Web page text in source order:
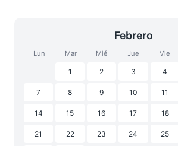
Febrero
Lun Mar Mié Jue Vie
1 2 3 4
7 8 9 10 11
14 15 16 17 18
21 22 23 24 25